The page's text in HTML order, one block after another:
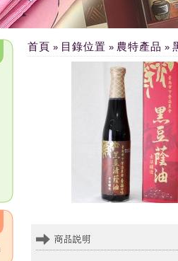
首頁 » 目錄位置 » 農特產品 »